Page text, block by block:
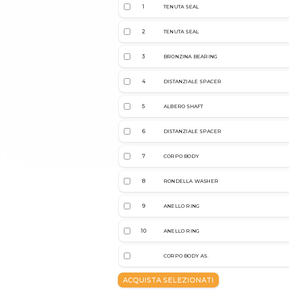
1 TENUTA SEAL
2 TENUTA SEAL
3 BRONZINA BEARING
4 DISTANZIALE SPACER
5 ALBERO SHAFT
6 DISTANZIALE SPACER
7 CORPO BODY
8 RONDELLA WASHER
9 ANELLO RING
10 ANELLO RING
CORPO BODY AS.
ACQUISTA SELEZIONATI